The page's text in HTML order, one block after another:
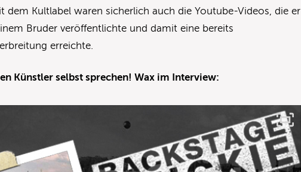
dem Kultlabel waren sicherlich auch die Youtube-Videos, die er
Bruder veröffentlichte und damit eine bereits
erreichte.
Künstler selbst sprechen! Wax im Interview: